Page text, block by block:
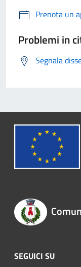
Prenota un
Problemi in
Segnala
SEGUICI SU